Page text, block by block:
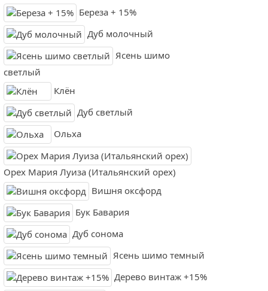
Береза + 15%
Дуб молочный
Ясень шимо
светлый
Клён
Дуб светлый
Ольха
Орех Мария Луиза (Итальянский орех)
Вишня оксфорд
Бук Бавария
Дуб сонома
Ясень шимо темный
Дерево винтаж +15%